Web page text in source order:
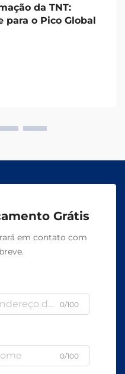
da TNT:
para o Pico Global
Grátis
em contato com
0/100
0/100